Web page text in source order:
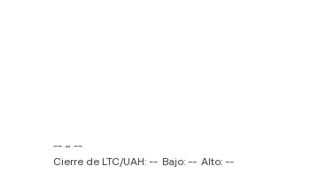
-- ~ --
Cierre de LTC/UAH: -- Bajo: -- Alto: --